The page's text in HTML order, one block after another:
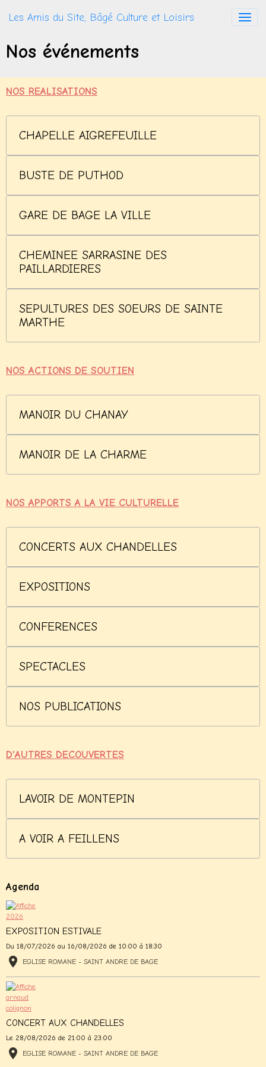
Les Amis du Site, Bâgé Culture et Loisirs
Nos événements
NOS REALISATIONS
CHAPELLE AIGREFEUILLE
BUSTE DE PUTHOD
GARE DE BAGE LA VILLE
CHEMINEE SARRASINE DES
PAILLARDIERES
SEPULTURES DES SOEURS DE SAINTE
MARTHE
NOS ACTIONS DE SOUTIEN
MANOIR DU CHANAY
MANOIR DE LA CHARME
NOS APPORTS A LA VIE CULTURELLE
CONCERTS AUX CHANDELLES
EXPOSITIONS
CONFERENCES
SPECTACLES
NOS PUBLICATIONS
D'AUTRES DECOUVERTES
LAVOIR DE MONTEPIN
A VOIR A FEILLENS
Agenda
EXPOSITION ESTIVALE
Du 18/07/2026 au 16/08/2026 de 10:00 à 18:30
EGLISE ROMANE - SAINT ANDRE DE BAGE
CONCERT AUX CHANDELLES
Le 28/08/2026 de 21:00 à 23:00
EGLISE ROMANE - SAINT ANDRE DE BAGE